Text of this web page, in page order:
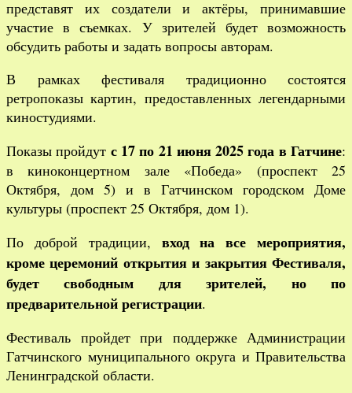
представят их создатели и актёры, принимавшие
участие в съемках. У зрителей будет возможность
обсудить работы и задать вопросы авторам.
В рамках фестиваля традиционно состоятся
ретропоказы картин, предоставленных легендарными
киностудиями.
Показы пройдут с 17 по 21 июня 2025 года в Гатчине:
в киноконцертном зале «Победа» (проспект 25
Октября, дом 5) и в Гатчинском городском Доме
культуры (проспект 25 Октября, дом 1).
По доброй традиции, вход на все мероприятия,
кроме церемоний открытия и закрытия Фестиваля,
будет свободным для зрителей, но по
предварительной регистрации.
Фестиваль пройдет при поддержке Администрации
Гатчинского муниципального округа и Правительства
Ленинградской области.